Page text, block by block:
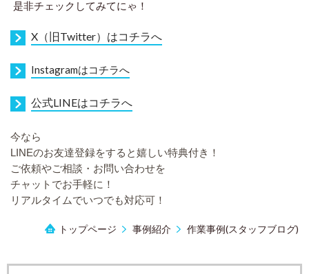
是非チェックしてみてにゃ！
X（旧Twitter）はコチラへ
Instagramはコチラへ
公式LINEはコチラへ
今なら
LINEのお友達登録をすると嬉しい特典付き！
ご依頼やご相談・お問い合わせを
チャットでお手軽に！
リアルタイムでいつでも対応可！
トップページ 事例紹介 作業事例(スタッフブログ)